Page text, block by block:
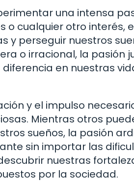
una intensa
o cualquier otro interés,
y perseguir nuestros
o irracional, la pasión
en nuestras
y el impulso
Mientras otros
sueños, la pasión
sin importar las
nuestras
por la sociedad.